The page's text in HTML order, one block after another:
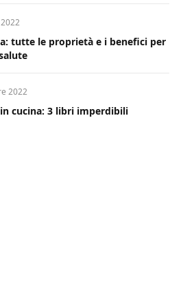
tutte le proprietà e i benefici per
2022
in cucina: 3 libri imperdibili